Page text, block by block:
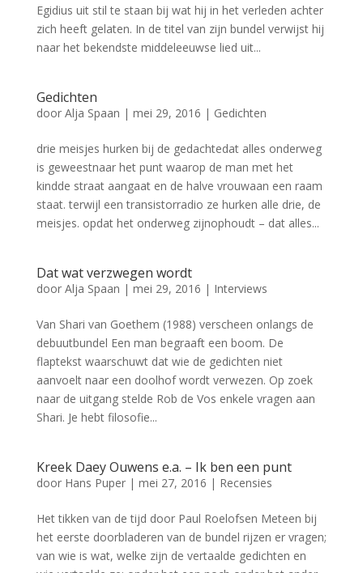
Egidius uit stil te staan bij wat hij in het verleden achter
zich heeft gelaten. In de titel van zijn bundel verwijst hij
naar het bekendste middeleeuwse lied uit...
Gedichten
door Alja Spaan | mei 29, 2016 | Gedichten
drie meisjes hurken bij de gedachtedat alles onderweg
is geweestnaar het punt waarop de man met het
kindde straat aangaat en de halve vrouwaan een raam
staat. terwijl een transistorradio ze hurken alle drie, de
meisjes. opdat het onderweg zijnophoudt – dat alles...
Dat wat verzwegen wordt
door Alja Spaan | mei 29, 2016 | Interviews
Van Shari van Goethem (1988) verscheen onlangs de
debuutbundel Een man begraaft een boom. De
flaptekst waarschuwt dat wie de gedichten niet
aanvoelt naar een doolhof wordt verwezen. Op zoek
naar de uitgang stelde Rob de Vos enkele vragen aan
Shari. Je hebt filosofie...
Kreek Daey Ouwens e.a. – Ik ben een punt
door Hans Puper| mei 27, 2016 | Recensies
Het tikken van de tijd door Paul Roelofsen Meteen bij
het eerste doorbladeren van de bundel rijzen er vragen;
van wie is wat, welke zijn de vertaalde gedichten en